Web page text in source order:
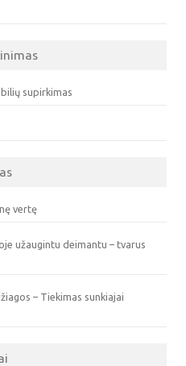
supirkimas
vertę
užaugintu deimantu – tvarus
– Tiekimas sunkiajai